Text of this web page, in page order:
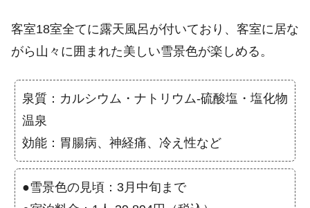
客室18室全てに露天風呂が付いており、客室に居な
がら山々に囲まれた美しい雪景色が楽しめる。
泉質：カルシウム・ナトリウム-硫酸塩・塩化物
温泉
効能：胃腸病、神経痛、冷え性など
●雪景色の見頃：3月中旬まで